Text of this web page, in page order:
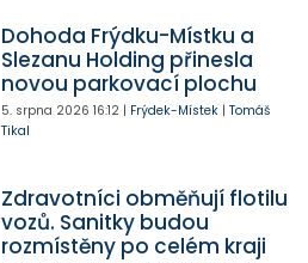
Dohoda Frýdku-Místku a
Slezanu Holding přinesla
novou parkovací plochu
5. srpna 2026 16:12| Frýdek-Místek| Tomáš
Tikal
Zdravotníci obměňují flotilu
vozů. Sanitky budou
rozmístěny po celém kraji